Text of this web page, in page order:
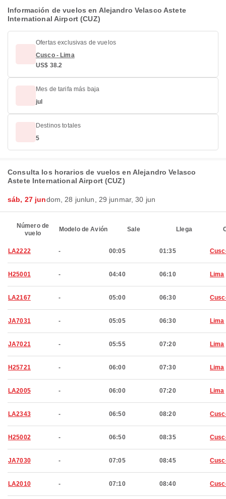
Información de vuelos en Alejandro Velasco Astete
International Airport (CUZ)
Ofertas exclusivas de vuelos
Cusco - Lima
US$ 38.2
Mes de tarifa más baja
jul
Destinos totales
5
Consulta los horarios de vuelos en Alejandro Velasco
Astete International Airport (CUZ)
sáb, 27 jundom, 28 junlun, 29 junmar, 30 jun
Número de
vuelo
Modelo de Avión Sale Llega
LA2222 - 00:05 01:35
H25001 - 04:40 06:10 Lima
LA2167 - 05:00 06:30
JA7031 - 05:05 06:30 Lima
JA7021 - 05:55 07:20 Lima
H25721 - 06:00 07:30 Lima
LA2005 - 06:00 07:20 Lima
LA2343 - 06:50 08:20
H25002 - 06:50 08:35
JA7030 - 07:05 08:45
LA2010 - 07:10 08:40